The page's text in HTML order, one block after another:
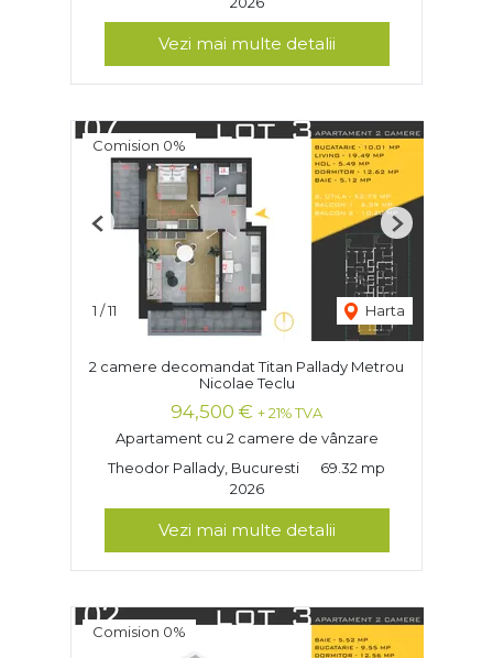
Vezi mai multe detalii
Comision 0%
1 /11 Harta
Previous Next
2 camere decomandat Titan Pallady Metrou
Nicolae Teclu
94,500 € + 21% TVA
Apartament cu 2 camere de vânzare
Theodor Pallady, Bucuresti
69.32 mp
2026
Vezi mai multe detalii
Comision 0%